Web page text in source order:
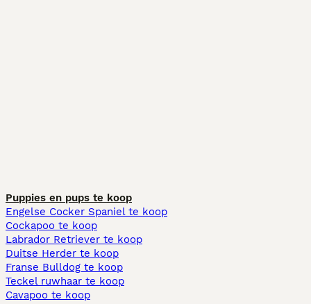
Puppies en pups te koop
Engelse Cocker Spaniel te koop
Cockapoo te koop
Labrador Retriever te koop
Duitse Herder te koop
Franse Bulldog te koop
Teckel ruwhaar te koop
Cavapoo te koop